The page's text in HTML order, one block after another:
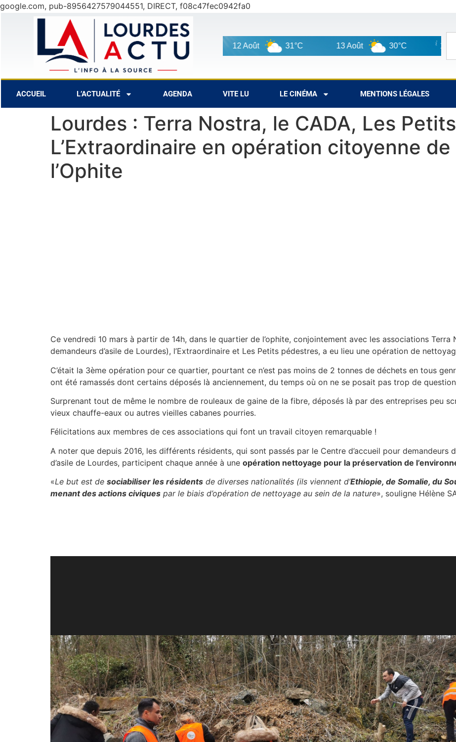
google.com, pub-8956427579044551, DIRECT, f08c47fec0942fa0
28°C 11 Août 30°C 12 Août 31°C 13 Août 30°C 14 Août
ACCUEIL L’ACTUALITÉ AGENDA VITE LU LE CINÉMA MENTIONS LÉGALES
Lourdes : Terra Nostra, le CADA, Les
L’Extraordinaire en opération citoyenne
l’Ophite
Ce vendredi 10 mars à partir de 14h, dans le quartier de l’ophite, conjointement avec les associations Terra
demandeurs d’asile de Lourdes), l’Extraordinaire et Les Petits pédestres, a eu lieu une opération de
C’était la 3ème opération pour ce quartier, pourtant ce n’est pas moins de 2 tonnes de déchets en tous
ont été ramassés dont certains déposés là anciennement, du temps où on ne se posait pas trop de
Surprenant tout de même le nombre de rouleaux de gaine de la fibre, déposés là par des entreprises peu
vieux chauffe-eaux ou autres vieilles cabanes pourries.
Félicitations aux membres de ces associations qui font un travail citoyen remarquable !
A noter que depuis 2016, les différents résidents, qui sont passés par le Centre d’accueil pour demandeurs
d’asile de Lourdes, participent chaque année à une opération nettoyage pour la préservation de
«Le but est de sociabiliser les résidents de diverses nationalités (ils viennent d’Ethiopie, de Somalie, du
menant des actions civiques par le biais d’opération de nettoyage au sein de la nature», souligne Hélène